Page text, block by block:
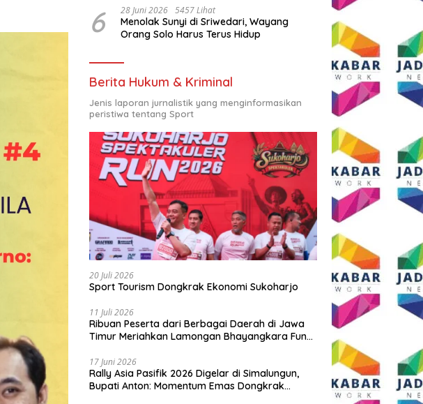
6 28 Juni 2026 5457 Lihat
Menolak Sunyi di Sriwedari, Wayang
Orang Solo Harus Terus Hidup
Berita Hukum & Kriminal
Jenis laporan jurnalistik yang menginformasikan
peristiwa tentang Sport
20 Juli 2026
Sport Tourism Dongkrak Ekonomi Sukoharjo
11 Juli 2026
Ribuan Peserta dari Berbagai Daerah di Jawa
Timur Meriahkan Lamongan Bhayangkara Fun
17 Juni 2026
Rally Asia Pasifik 2026 Digelar di Simalungun,
Bupati Anton: Momentum Emas Dongkrak